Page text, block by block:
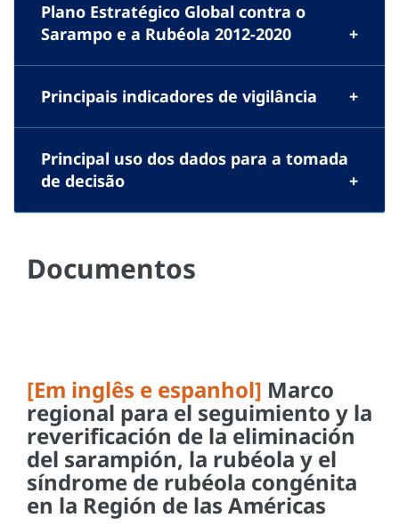
Plano Estratégico Global contra o
Sarampo e a Rubéola 2012-2020
Principais indicadores de vigilância
Principal uso dos dados para a tomada
de decisão
Documentos
[Em inglês e espanhol] Marco
regional para el seguimiento y la
reverificación de la eliminación
del sarampión, la rubéola y el
síndrome de rubéola congénita
en la Región de las Américas